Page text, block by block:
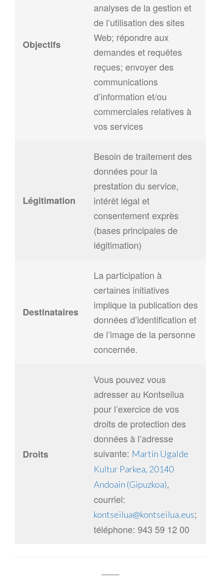
Objectifs
analyses de la gestion et
de l’utilisation des sites
Web; répondre aux
demandes et requêtes
reçues; envoyer des
communications
d’information et/ou
commerciales relatives à
vos services
Légitimation
Besoin de traitement des
données pour la
prestation du service,
intérêt légal et
consentement exprès
(bases principales de
légitimation)
Destinataires
La participation à
certaines initiatives
implique la publication des
données d’identification et
de l’image de la personne
concernée.
Droits
Vous pouvez vous
adresser au Kontseilua
pour l’exercice de vos
droits de protection des
données à l’adresse
suivante: Martin Ugalde
Kultur Parkea, 20140
Andoain (Gipuzkoa),
courriel:
kontseilua@kontseilua.eus;
téléphone: 943 59 12 00
——